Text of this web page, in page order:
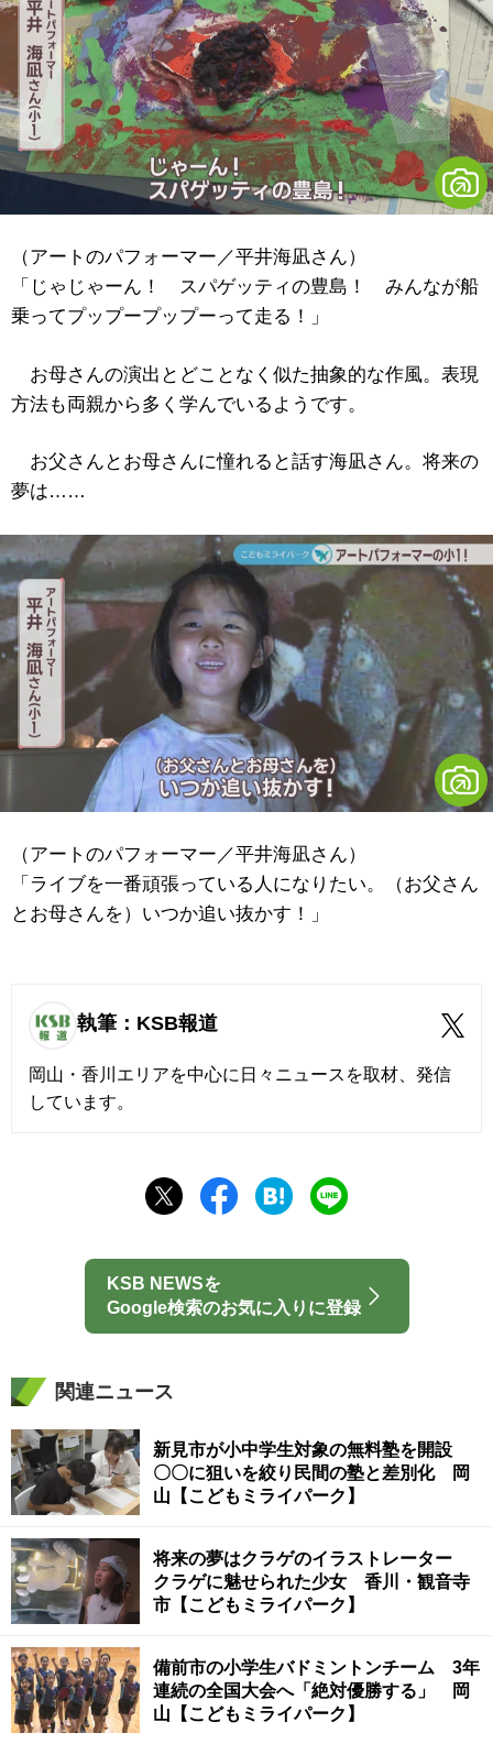
（アートのパフォーマー／平井海凪さん）
「じゃじゃーん！ スパゲッティの豊島！ みんなが船
乗ってプップープップーって走る！」
お母さんの演出とどことなく似た抽象的な作風。表現
方法も両親から多く学んでいるようです。
お父さんとお母さんに憧れると話す海凪さん。将来の
夢は……
（アートのパフォーマー／平井海凪さん）
「ライブを一番頑張っている人になりたい。（お父さん
とお母さんを）いつか追い抜かす！」
執筆：KSB報道
岡山・香川エリアを中心に日々ニュースを取材、発信
しています。
KSB NEWSを
Google検索のお気に入りに登録
関連ニュース
新見市が小中学生対象の無料塾を開設
〇〇に狙いを絞り民間の塾と差別化 岡
山【こどもミライパーク】
将来の夢はクラゲのイラストレーター
クラゲに魅せられた少女 香川・観音寺
市【こどもミライパーク】
備前市の小学生バドミントンチーム 3年
連続の全国大会へ「絶対優勝する」 岡
山【こどもミライパーク】